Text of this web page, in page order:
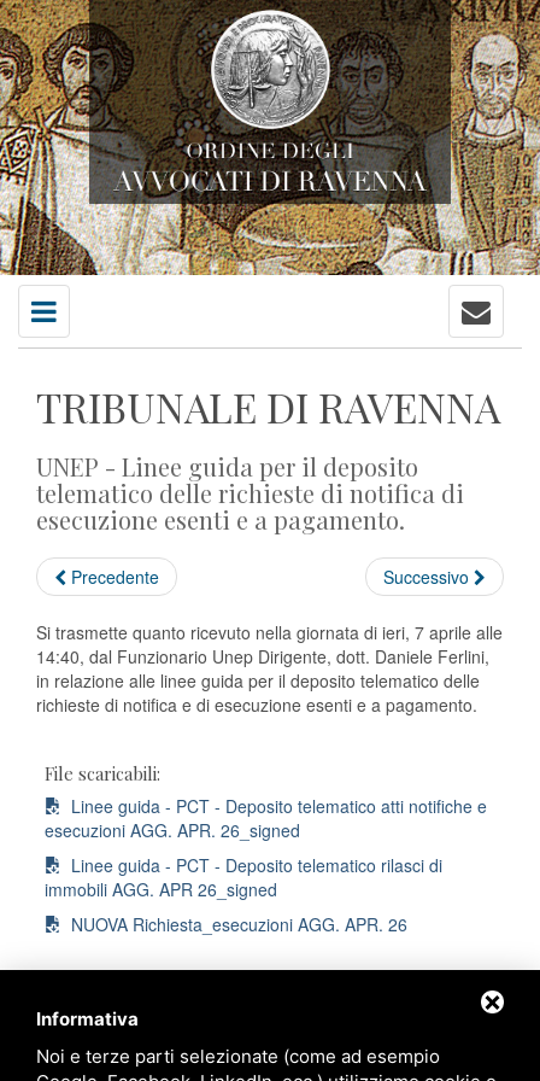
Menu
principale
Contatti
TRIBUNALE DI RAVENNA
UNEP - Linee guida per il deposito
telematico delle richieste di notifica di
esecuzione esenti e a pagamento.
Precedente Successivo
Si trasmette quanto ricevuto nella giornata di ieri, 7 aprile alle
14:40, dal Funzionario Unep Dirigente, dott. Daniele Ferlini,
in relazione alle linee guida per il deposito telematico delle
richieste di notifica e di esecuzione esenti e a pagamento.
File scaricabili:
Linee guida - PCT - Deposito telematico atti notifiche e
esecuzioni AGG. APR. 26_signed
Linee guida - PCT - Deposito telematico rilasci di
immobili AGG. APR 26_signed
NUOVA Richiesta_esecuzioni AGG. APR. 26
Informativa
Noi e terze parti selezionate (come ad esempio